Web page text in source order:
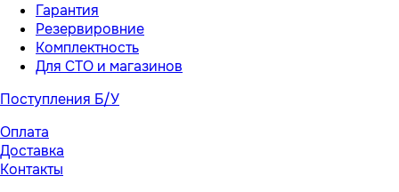
Гарантия
Резервировние
Комплектность
Для СТО и магазинов
Поступления Б/У
Оплата
Доставка
Контакты